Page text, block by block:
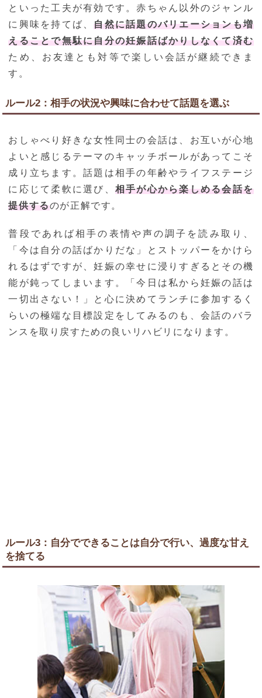
といった工夫が有効です。赤ちゃん以外のジャンル
に興味を持てば、自然に話題のバリエーションも増
えることで無駄に自分の妊娠話ばかりしなくて済む
ため、お友達とも対等で楽しい会話が継続できま
す。
ルール2：相手の状況や興味に合わせて話題を選ぶ
おしゃべり好きな女性同士の会話は、お互いが心地
よいと感じるテーマのキャッチボールがあってこそ
成り立ちます。話題は相手の年齢やライフステージ
に応じて柔軟に選び、 相手が心から楽しめる会話を
提供するのが正解です。
普段であれば相手の表情や声の調子を読み取り、
「今は自分の話ばかりだな」とストッパーをかけら
れるはずですが、妊娠の幸せに浸りすぎるとその機
能が鈍ってしまいます。「今日は私から妊娠の話は
一切出さない！」と心に決めてランチに参加するく
らいの極端な目標設定をしてみるのも、会話のバラ
ンスを取り戻すための良いリハビリになります。
ルール3：自分でできることは自分で行い、過度な甘え
を捨てる